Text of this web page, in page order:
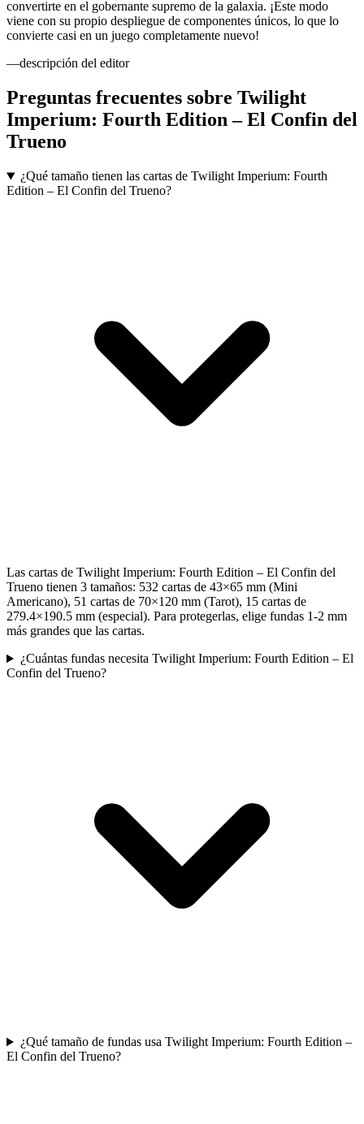
convertirte en el gobernante supremo de la galaxia. ¡Este modo
viene con su propio despliegue de componentes únicos, lo que lo
convierte casi en un juego completamente nuevo!
—descripción del editor
Preguntas frecuentes sobre Twilight
Imperium: Fourth Edition – El Confin del
Trueno
¿Qué tamaño tienen las cartas de Twilight Imperium: Fourth
Edition – El Confin del Trueno?
Las cartas de Twilight Imperium: Fourth Edition – El Confin del
Trueno tienen 3 tamaños: 532 cartas de 43×65 mm (Mini
Americano), 51 cartas de 70×120 mm (Tarot), 15 cartas de
279.4×190.5 mm (especial). Para protegerlas, elige fundas 1-2 mm
más grandes que las cartas.
¿Cuántas fundas necesita Twilight Imperium: Fourth Edition – El
Confin del Trueno?
¿Qué tamaño de fundas usa Twilight Imperium: Fourth Edition –
El Confin del Trueno?